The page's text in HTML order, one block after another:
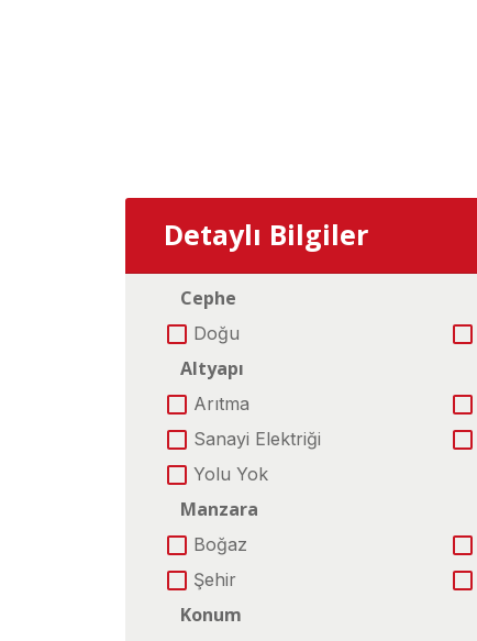
Detaylı Bilgiler
Cephe
Doğu
Altyapı
Arıtma
Sanayi Elektriği
Yolu Yok
Manzara
Boğaz
Şehir
Konum